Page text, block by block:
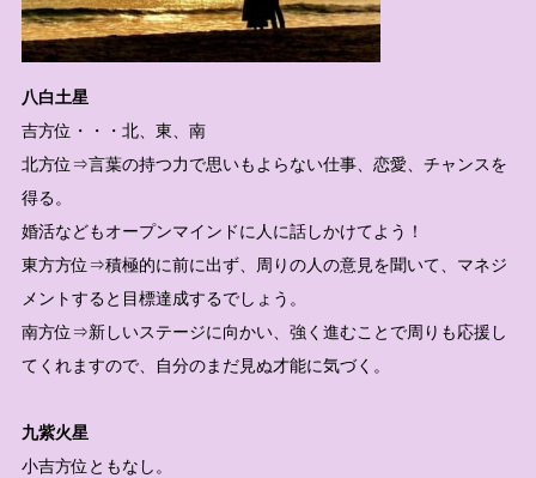
八白土星
吉方位・・・北、東、南
北方位⇒言葉の持つ力で思いもよらない仕事、恋愛、チャンスを
得る。
婚活などもオープンマインドに人に話しかけてよう！
東方方位⇒積極的に前に出ず、周りの人の意見を聞いて、マネジ
メントすると目標達成するでしょう。
南方位⇒新しいステージに向かい、強く進むことで周りも応援し
てくれますので、自分のまだ見ぬ才能に気づく。
九紫火星
小吉方位ともなし。